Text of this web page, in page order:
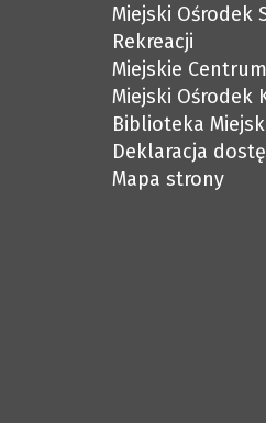
Miejski Ośrodek
Rekreacji
Miejskie
Miejski Ośrodek
Biblioteka
Deklaracja
Mapa strony